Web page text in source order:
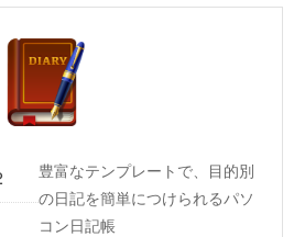
豊富なテンプレートで、目的別
の日記を簡単につけられるパソ
コン日記帳